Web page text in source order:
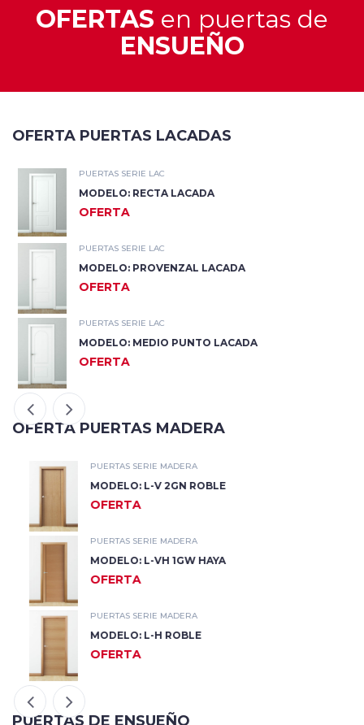
OFERTAS en puertas de
ENSUEÑO
OFERTA PUERTAS LACADAS
PUERTAS SERIE LAC
MODELO: RECTA LACADA
OFERTA
PUERTAS SERIE LAC
MODELO: PROVENZAL LACADA
OFERTA
PUERTAS SERIE LAC
MODELO: MEDIO PUNTO LACADA
OFERTA
OFERTA PUERTAS MADERA
PUERTAS SERIE MADERA
MODELO: L-V 2GN ROBLE
OFERTA
PUERTAS SERIE MADERA
MODELO: L-VH 1GW HAYA
OFERTA
PUERTAS SERIE MADERA
MODELO: L-H ROBLE
OFERTA
PUERTAS DE ENSUEÑO